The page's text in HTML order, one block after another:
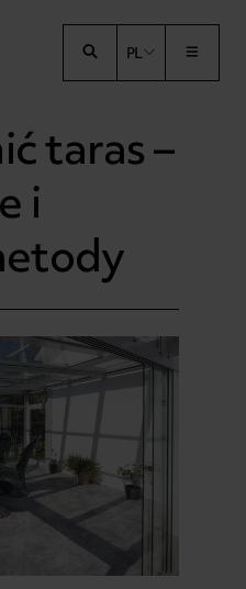
PL
taras –
i